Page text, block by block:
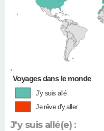
•
Voyages dans le monde
J'y suis allé
Je rêve d'y aller
J'y suis allé(e) :